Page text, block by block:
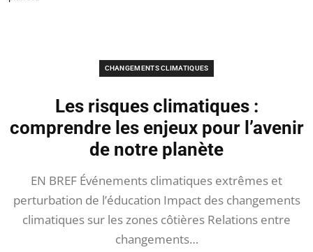
CHANGEMENTS CLIMATIQUES
Les risques climatiques :
comprendre les enjeux pour l’avenir
de notre planète
EN BREF Événements climatiques extrêmes et
perturbation de l’éducation Impact des changements
climatiques sur les zones côtières Relations entre
changements…